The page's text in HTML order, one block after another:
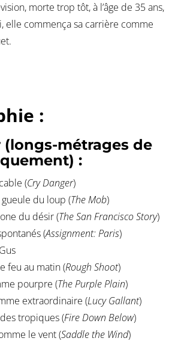
morte trop tôt, à l’âge de 35 ans,
elle commença sa carrière comme
:
(longs-métrages de
:
(Cry Danger)
du loup (The Mob)
du désir (The San Francisco Story)
(Assignment: Paris)
feu au matin (Rough Shoot)
pourpre (The Purple Plain)
extraordinaire (Lucy Gallant)
tropiques (Fire Down Below)
le vent (Saddle the Wind)